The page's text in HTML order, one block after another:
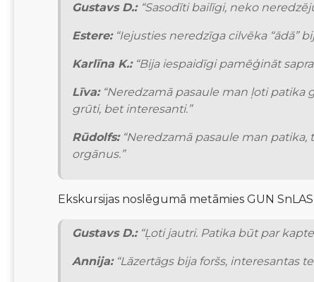
Gustavs D.: “Sasodīti bailīgi, neko
Estere: “Iejusties neredzīga cilvēka “ādā”
Karlīna K.: “Bija iespaidīgi pamēģināt
Līva: “Neredzamā pasaule man ļoti patika
grūti, bet interesanti.”
Rūdolfs: “Neredzamā pasaule man
orgānus.”
Ekskursijas noslēgumā metāmies GUN
Gustavs D.: “Ļoti jautri. Patika būt par
Annija: “Lāzertāgs bija foršs, interesantas